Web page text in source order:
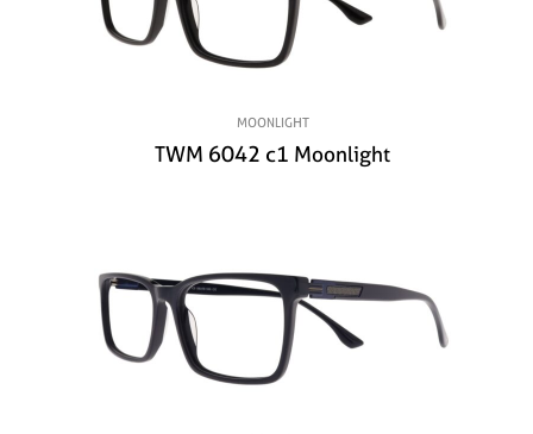
MOONLIGHT
TWM 6042 c1 Moonlight